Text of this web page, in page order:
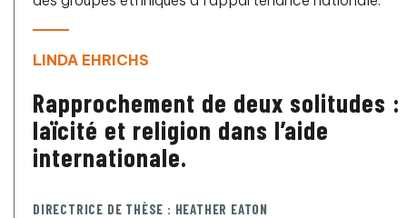
LINDA EHRICHS
Rapprochement de deux solitudes :
laïcité et religion dans l’aide
internationale.
DIRECTRICE DE THÈSE : HEATHER EATON